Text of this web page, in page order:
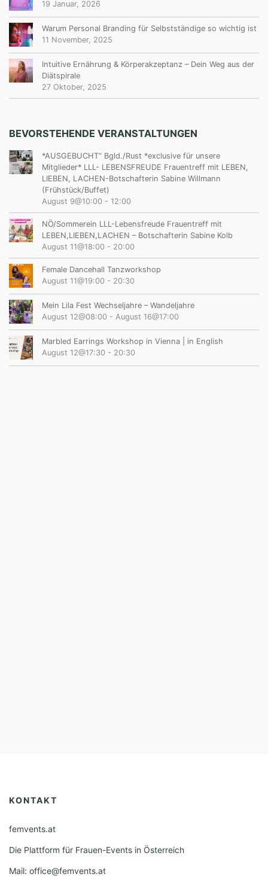
19 Januar, 2026
Warum Personal Branding für Selbstständige so wichtig ist
11 November, 2025
Intuitive Ernährung & Körperakzeptanz – Dein Weg aus der
Diätspirale
27 Oktober, 2025
BEVORSTEHENDE VERANSTALTUNGEN
*AUSGEBUCHT“ Bgld./Rust *exclusive für unsere
Mitglieder* LLL- LEBENSFREUDE Frauentreff mit LEBEN,
LIEBEN, LACHEN-Botschafterin Sabine Willmann
(Frühstück/Buffet)
August 9@10:00 - 12:00
NÖ/Sommerein LLL-Lebensfreude Frauentreff mit
LEBEN,LIEBEN,LACHEN – Botschafterin Sabine Kolb
August 11@18:00 - 20:00
Female Dancehall Tanzworkshop
August 11@19:00 - 20:30
Mein Lila Fest Wechseljahre – Wandeljahre
August 12@08:00 - August 16@17:00
Marbled Earrings Workshop in Vienna | in English
August 12@17:30 - 20:30
KONTAKT
femvents.at
Die Plattform für Frauen-Events in Österreich
Mail: office@femvents.at